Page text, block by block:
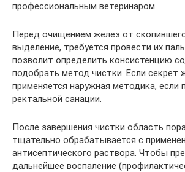
профессиональным ветеринаром.
Перед очищением желез от
выделение, требуется провести их
позволит определить консистенцию
подобрать метод чистки. Если секрет
применяется наружная методика,
ректальной санации.
После завершения чистки область
тщательно обрабатывается с
антисептического раствора. Чтобы
дальнейшее воспаление